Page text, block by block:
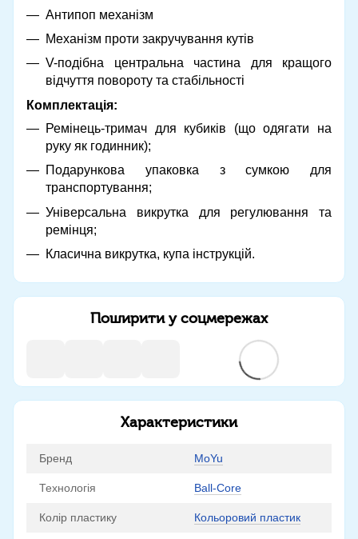
Антипоп механізм
Механізм проти закручування кутів
V-подібна центральна частина для кращого
відчуття повороту та стабільності
Комплектація:
Ремінець-тримач для кубиків (що одягати на
руку як годинник);
Подарункова упаковка з сумкою для
транспортування;
Універсальна викрутка для регулювання та
ремінця;
Класична викрутка, купа інструкцій.
Поширити у соцмережах
Характеристики
Бренд MoYu
Технологія Ball-Core
Колір пластику Кольоровий пластик